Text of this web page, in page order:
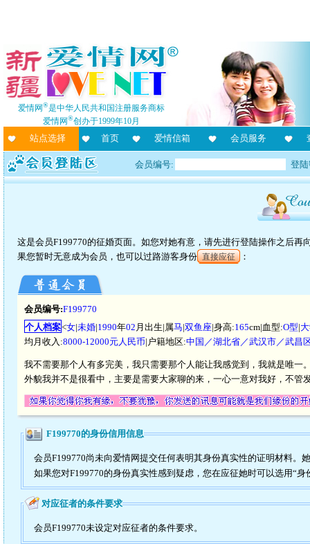
爱情网®是中华人民共和国注册服务商标
爱情网®创办于1999年10月
站点选择 首页 爱情信箱 会员服务
会员编号: 登
这是会员F199770的征婚页面。如您对她有意，请先进行登陆操作之后
果您暂时无意成为会员，也可以过路游客身份 直接应征 ：
会员编号:F199770
个人档案<女|未婚|1990年02 月出生|属马|双鱼座|身高:165cm|血型:O型|
均月收入:8000-12000元人民币|户籍地区:中国／湖北省／武汉市／武昌
我不需要那个人有多完美，我只需要那个人能让我感觉到，我就是唯
外貌我并不是很看中，主要是需要大家聊的来，一心一意对我好，不管
F199770的身份信用信息
会员F199770尚未向爱情网提交任何表明其身份真实性的证明材料。
如果您对F199770的身份真实性感到疑虑，您在应征她时可以选用“身
对应征者的条件要求
会员F199770未设定对应征者的条件要求。